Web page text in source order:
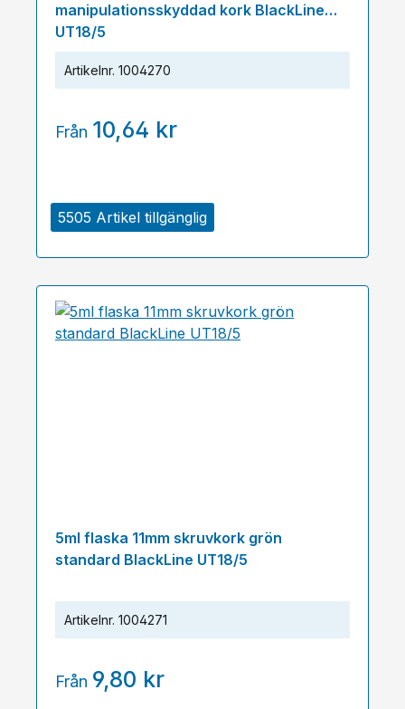
5505 Artikel tillgänglig
manipulationsskyddad kork BlackLine
UT18/5
Artikelnr. 1004270
Från 10,64 kr
5ml flaska 11mm skruvkork grön
standard BlackLine UT18/5
Artikelnr. 1004271
Från 9,80 kr